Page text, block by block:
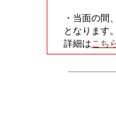
・当面の間
となります。
詳細はこち